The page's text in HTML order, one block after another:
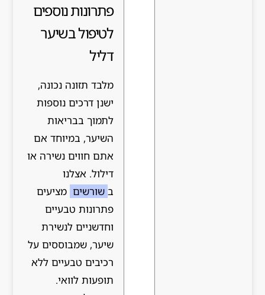
פתרונות נוספים
לטיפול בשיער
מלבד תזונה נכונה,
ישנן דרכים נוספות
לתמוך בבריאות
השיער, במיוחד אם
אתם חווים נשירה או
דילול. אצלנו
מציעים
פתרונות טבעיים
וחדשניים לנשירת
שיער, שמבוססים על
רכיבים טבעיים ללא
תופעות לוואי.